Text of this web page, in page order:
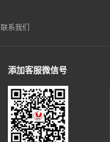
联系我们
添加客服微信号